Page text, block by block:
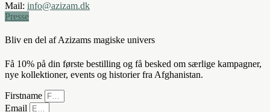
Mail: info@azizam.dk
Presse
Bliv en del af Azizams magiske univers
Få 10% på din første bestilling og få besked om særlige kampagner,
nye kollektioner, events og historier fra Afghanistan.
Firstname
Email